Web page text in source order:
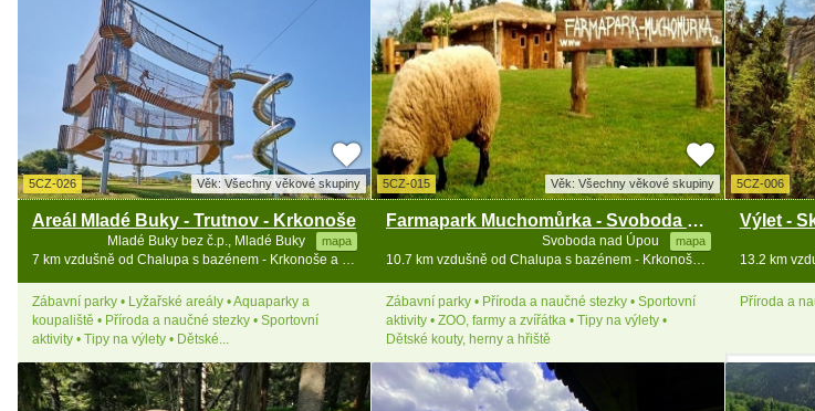
5CZ-026 Věk: Všechny věkové skupiny
Areál Mladé Buky - Trutnov - Krkonoše
Mladé Buky bez č.p., Mladé Buky mapa
7 km vzdušně od Chalupa s bazénem - Krkonoše a Broumovsko
Zábavní parky • Lyžařské areály • Aquaparky a
koupaliště • Příroda a naučné stezky • Sportovní
aktivity • Tipy na výlety • Dětské...
5CZ-015 Věk: Všechny věkové skupiny
Farmapark Muchomůrka - Svoboda nad Úpou
Svoboda nad Úpou mapa
10.7 km vzdušně od Chalupa s bazénem - Krkonoše a Broumovsko
Zábavní parky • Příroda a naučné stezky • Sportovní
aktivity • ZOO, farmy a zvířátka • Tipy na výlety •
Dětské kouty, herny a hřiště
5CZ-006
Výlet -
Příroda a